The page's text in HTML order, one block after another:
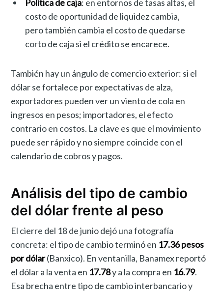
Política de caja: en entornos de tasas altas, el
costo de oportunidad de liquidez cambia,
pero también cambia el costo de quedarse
corto de caja si el crédito se encarece.
También hay un ángulo de comercio exterior: si el
dólar se fortalece por expectativas de alza,
exportadores pueden ver un viento de cola en
ingresos en pesos; importadores, el efecto
contrario en costos. La clave es que el movimiento
puede ser rápido y no siempre coincide con el
calendario de cobros y pagos.
Análisis del tipo de cambio
del dólar frente al peso
El cierre del 18 de junio dejó una fotografía
concreta: el tipo de cambio terminó en 17.36 pesos
por dólar(Banxico). En ventanilla, Banamex reportó
el dólar a la venta en 17.78y a la compra en 16.79.
Esa brecha entre tipo de cambio interbancario y